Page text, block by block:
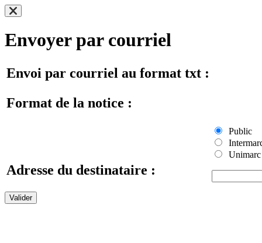
Envoyer par courriel
Envoi par courriel au format txt :
Format de la notice :
Public
Unimarc
Adresse du destinataire :